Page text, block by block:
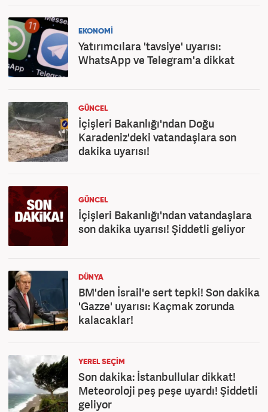
EKONOMİ
Yatırımcılara 'tavsiye' uyarısı:
WhatsApp ve Telegram'a dikkat
GÜNCEL
İçişleri Bakanlığı'ndan Doğu
Karadeniz'deki vatandaşlara son
dakika uyarısı!
GÜNCEL
İçişleri Bakanlığı'ndan vatandaşlara
son dakika uyarısı! Şiddetli geliyor
DÜNYA
BM'den İsrail'e sert tepki! Son dakika
'Gazze' uyarısı: Kaçmak zorunda
kalacaklar!
YEREL SEÇİM
Son dakika: İstanbullular dikkat!
Meteoroloji peş peşe uyardı! Şiddetli
geliyor